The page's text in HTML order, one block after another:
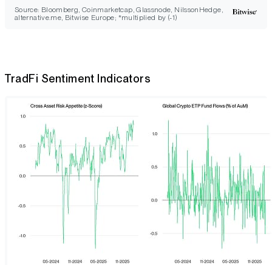
Source: Bloomberg, Coinmarketcap, Glassnode, NilssonHedge,
alternative.me, Bitwise Europe; *multiplied by (-1)
TradFi Sentiment Indicators